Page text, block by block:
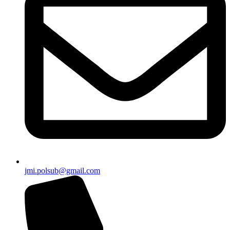
jmi.polsub@gmail.com